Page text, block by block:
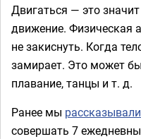
Двигаться — это
движение. Физическая
не закиснуть. Когда
замирает. Это может
плавание, танцы и т. д.
Ранее мы рассказывали
совершать 7